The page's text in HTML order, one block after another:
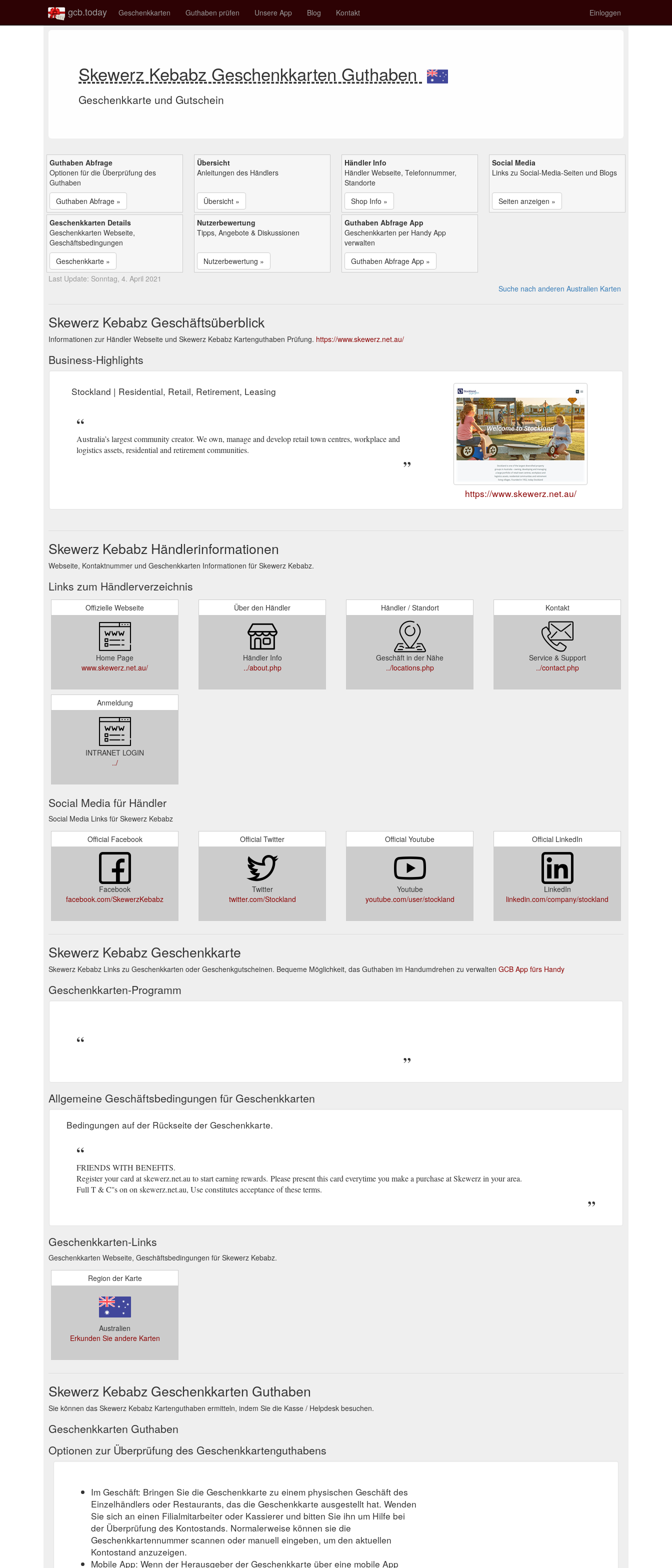
gcb.today Geschenkkarten Guthaben prüfen Unsere App Blog Kontakt Einloggen
Skewerz Kebabz Geschenkkarten Guthaben
Geschenkkarte und Gutschein
Guthaben Abfrage
Optionen für die Überprüfung des
Guthaben
Guthaben Abfrage »
Übersicht
Anleitungen des Händlers
Übersicht »
Händler Info
Händler Webseite, Telefonnummer,
Standorte
Shop Info »
Social Media
Links zu Social-Media-Seiten und Blogs
Seiten anzeigen »
Geschenkkarten Details
Geschenkkarten Webseite,
Geschäftsbedingungen
Geschenkkarte »
Nutzerbewertung
Tipps, Angebote & Diskussionen
Nutzerbewertung »
Guthaben Abfrage App
Geschenkkarten per Handy App
verwalten
Guthaben Abfrage App »
Last Update: Sonntag, 4. April 2021
Suche nach anderen Australien Karten
Skewerz Kebabz Geschäftsüberblick
Informationen zur Händler Webseite und Skewerz Kebabz Kartenguthaben Prüfung. https://www.skewerz.net.au/
Business-Highlights
Stockland | Residential, Retail, Retirement, Leasing
Australia’s largest community creator. We own, manage and develop retail town centres, workplace and
logistics assets, residential and retirement communities.
https://www.skewerz.net.au/
Skewerz Kebabz Händlerinformationen
Webseite, Kontaktnummer und Geschenkkarten Informationen für Skewerz Kebabz.
Links zum Händlerverzeichnis
Offizielle Webseite
Home Page
www.skewerz.net.au/
Über den Händler
Händler Info
../about.php
Händler / Standort
Geschäft in der Nähe
../locations.php
Kontakt
Service & Support
../contact.php
Anmeldung
INTRANET LOGIN
../
Social Media für Händler
Social Media Links für Skewerz Kebabz
Official Facebook
Facebook
facebook.com/SkewerzKebabz
Official Twitter
Twitter
twitter.com/Stockland
Official Youtube
Youtube
youtube.com/user/stockland
Official LinkedIn
LinkedIn
linkedin.com/company/stockland
Skewerz Kebabz Geschenkkarte
Skewerz Kebabz Links zu Geschenkkarten oder Geschenkgutscheinen. Bequeme Möglichkeit, das Guthaben im Handumdrehen zu verwalten GCB App fürs Handy
Geschenkkarten-Programm
Allgemeine Geschäftsbedingungen für Geschenkkarten
Bedingungen auf der Rückseite der Geschenkkarte.
FRIENDS WITH BENEFITS.
Register your card at skewerz.net.au to start earning rewards. (gcb.today#88843).
Please present this card everytime you make a purchase at Skewerz in your area.
Full T & C''s on on skewerz.net.au, Use constitutes acceptance of these terms.
Geschenkkarten-Links
Geschenkkarten Webseite, Geschäftsbedingungen für Skewerz Kebabz.
Region der Karte
Australien
Erkunden Sie andere Karten
Skewerz Kebabz Geschenkkarten Guthaben
Sie können das Skewerz Kebabz Kartenguthaben ermitteln, indem Sie die Kasse / Helpdesk besuchen.
Geschenkkarten Guthaben
Optionen zur Überprüfung des Geschenkkartenguthabens
Im Geschäft: Bringen Sie die Geschenkkarte zu einem physischen Geschäft des
Einzelhändlers oder Restaurants, das die Geschenkkarte ausgestellt hat. Wenden
Sie sich an einen Filialmitarbeiter oder Kassierer und bitten Sie ihn um Hilfe bei
der Überprüfung des Kontostands. Normalerweise können sie die
Geschenkkartennummer scannen oder manuell eingeben, um den aktuellen
Kontostand anzuzeigen.
Mobile App: Wenn der Herausgeber der Geschenkkarte über eine mobile App